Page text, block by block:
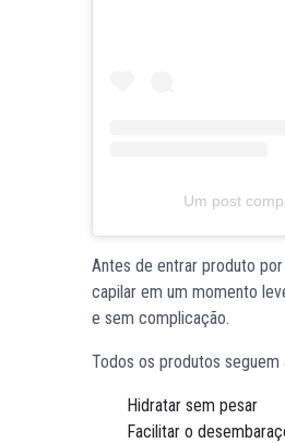
Um post
Antes de entrar produto
capilar em um momento
e sem complicação.
Todos os produtos seguem
Hidratar sem pesar
Facilitar o